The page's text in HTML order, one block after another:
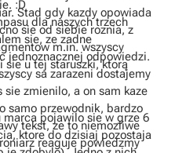
Stad gdy kazdy opowiada
sie od siebie roznia, z
m.in. wszyscy
sie u tej staruszki, ktorą
:D
dla naszych trzech
sie, ze zadne
jednoznacznej odpowiedzi.
sa zarazeni dostajemy
zmienilo, a on sam kaze
samo przewodnik, bardzo
tekst, ze to niemozliwe
reaguje powiedzmy
marca pojawilo sie w grze 6
ktore do dzisiaj pozostaja